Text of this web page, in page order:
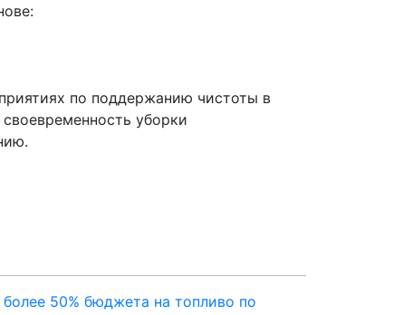
по поддержанию чистоты в
уборки
50% бюджета на топливо по